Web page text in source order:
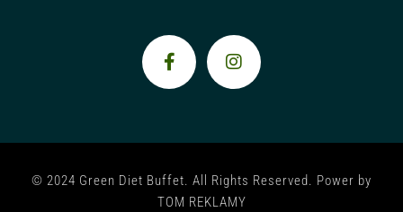
© 2024 Green Diet Buffet. All Rights Reserved. Power by
TOM REKLAMY